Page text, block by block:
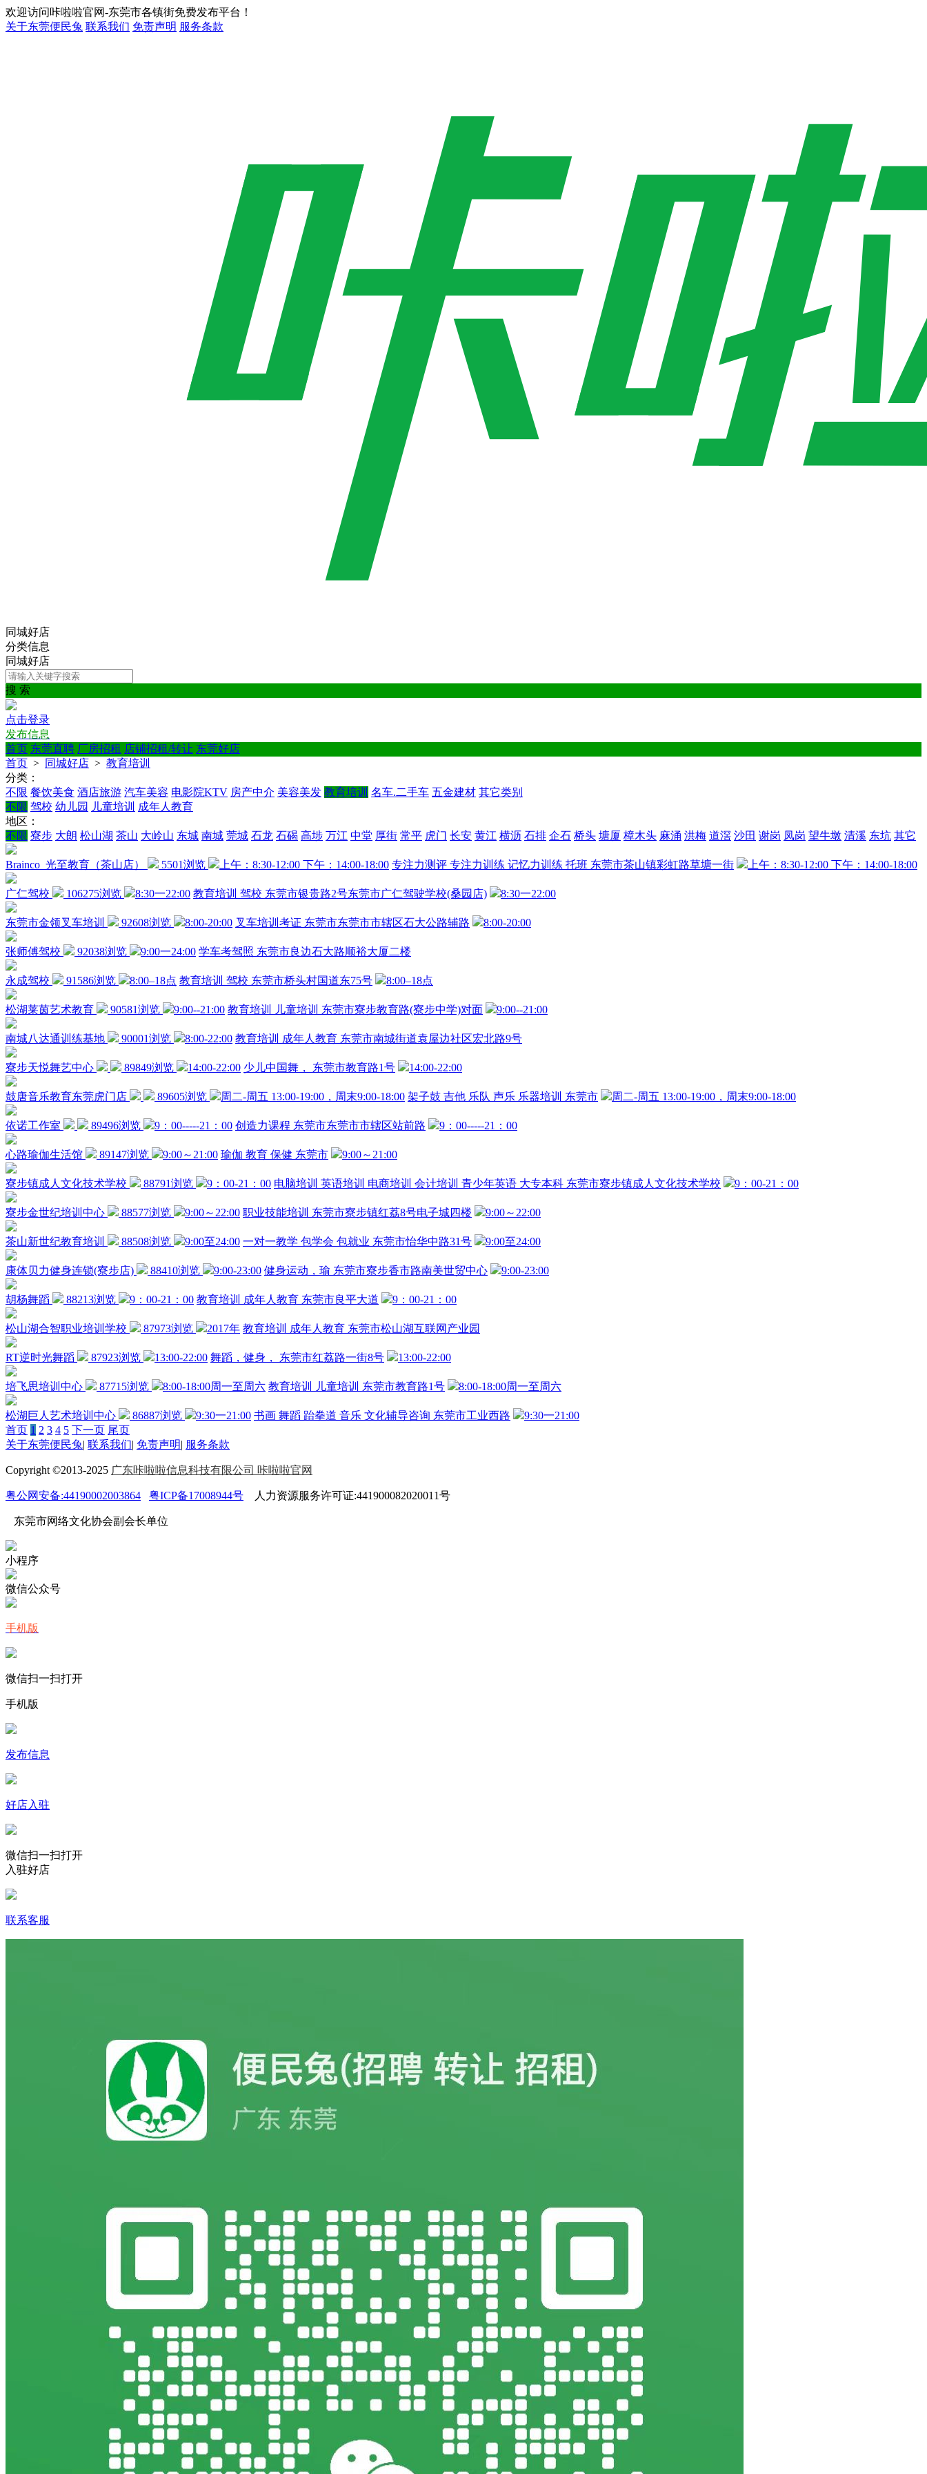
欢迎访问咔啦啦官网-东莞市各镇街免费发布平台！
关于东莞便民兔 联系我们 免责声明 服务条款
同城好店
分类信息
同城好店
搜 索
点击登录
发布信息
首页 东莞直聘 厂房招租 店铺招租/转让 东莞好店
首页 > 同城好店 > 教育培训
分类：
不限 餐饮美食 酒店旅游 汽车美容 电影院KTV 房产中介 美容美发 教育培训 名车.二手车 五金建材 其它类别
不限 驾校 幼儿园 儿童培训
成年人教育
地区：
不限 寮步 大朗 松山湖 茶山 大岭山 东城 南城 莞城 石龙 石碣 高埗 万江 中堂 厚街 常平 虎门 长安 黄江 横沥 石排 企石 桥头 塘厦 樟木头 麻涌 洪梅 道滘 沙田 谢岗 凤岗 望牛墩 清溪 东坑 其它
Brainco_光至教育（茶山店） 5501浏览 上午：8:30-12:00 下午：14:00-18:00 专注力测评 专注力训练 记忆力训练 托班 东莞市茶山镇彩虹路草塘一街 上午：8:30-12:00 下午：14:00-18:00
广仁驾校 106275浏览 8:30一22:00 教育培训 驾校 东莞市银贵路2号东莞市广仁驾驶学校(桑园店) 8:30一22:00
东莞市金领叉车培训 92608浏览 8:00-20:00 叉车培训考证 东莞市东莞市市辖区石大公路辅路 8:00-20:00
张师傅驾校 92038浏览 9:00一24:00 学车考驾照 东莞市良边石大路顺裕大厦二楼
永成驾校 91586浏览 8:00–18点 教育培训 驾校 东莞市桥头村国道东75号 8:00–18点
松湖莱茵艺术教育 90581浏览 9:00--21:00 教育培训 儿童培训 东莞市寮步教育路(寮步中学)对面 9:00--21:00
南城八达通训练基地 90001浏览 8:00-22:00 教育培训 成年人教育 东莞市南城街道袁屋边社区宏北路9号
寮步天悦舞艺中心 89849浏览 14:00-22:00 少儿中国舞， 东莞市教育路1号 14:00-22:00
鼓唐音乐教育东莞虎门店 89605浏览 周二-周五 13:00-19:00，周末9:00-18:00 架子鼓 吉他 乐队 声乐 乐器培训 东莞市 周二-周五 13:00-19:00，周末9:00-18:00
依诺工作室 89496浏览 9：00-----21：00 创造力课程 东莞市东莞市市辖区站前路 9：00-----21：00
心路瑜伽生活馆 89147浏览 9:00～21:00 瑜伽 教育 保健 东莞市 9:00～21:00
寮步镇成人文化技术学校 88791浏览 9：00-21：00 电脑培训 英语培训 电商培训 会计培训 青少年英语 大专本科 东莞市寮步镇成人文化技术学校 9：00-21：00
寮步金世纪培训中心 88577浏览 9:00～22:00 职业技能培训 东莞市寮步镇红荔8号电子城四楼 9:00～22:00
茶山新世纪教育培训 88508浏览 9:00至24:00 一对一教学 包学会 包就业 东莞市怡华中路31号 9:00至24:00
康体贝力健身连锁(寮步店) 88410浏览 9:00-23:00 健身运动，瑜 东莞市寮步香市路南美世贸中心 9:00-23:00
胡杨舞蹈 88213浏览 9：00-21：00 教育培训 成年人教育 东莞市良平大道 9：00-21：00
松山湖合智职业培训学校 87973浏览 2017年 教育培训 成年人教育 东莞市松山湖互联网产业园
RT逆时光舞蹈 87923浏览 13:00-22:00 舞蹈，健身， 东莞市红荔路一街8号 13:00-22:00
培飞思培训中心 87715浏览 8:00-18:00周一至周六 教育培训 儿童培训 东莞市教育路1号 8:00-18:00周一至周六
松湖巨人艺术培训中心 86887浏览 9:30一21:00 书画 舞蹈 跆拳道 音乐 文化辅导咨询 东莞市工业西路
9:30一21:00
首页 1 2 3 4 5 下一页 尾页
关于东莞便民兔| 联系我们| 免责声明| 服务条款
Copyright ©2013-2025 广东咔啦啦信息科技有限公司 咔啦啦官网
粤公网安备:44190002003864 粤ICP备17008944号 人力资源服务许可证:441900082020011号
东莞市网络文化协会副会长单位
小程序
微信公众号
手机版
微信扫一扫打开
手机版
发布信息
好店入驻
微信扫一扫打开
入驻好店
联系客服